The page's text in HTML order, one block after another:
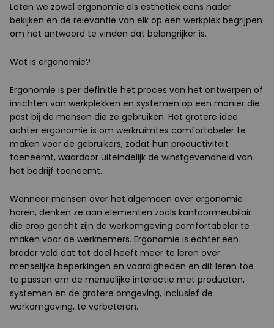
Laten we zowel ergonomie als esthetiek eens nader
bekijken en de relevantie van elk op een werkplek begrijpen
om het antwoord te vinden dat belangrijker is.
Wat is ergonomie?
Ergonomie is per definitie het proces van het ontwerpen of
inrichten van werkplekken en systemen op een manier die
past bij de mensen die ze gebruiken. Het grotere idee
achter ergonomie is om werkruimtes comfortabeler te
maken voor de gebruikers, zodat hun productiviteit
toeneemt, waardoor uiteindelijk de winstgevendheid van
het bedrijf toeneemt.
Wanneer mensen over het algemeen over ergonomie
horen, denken ze aan elementen zoals kantoormeubilair
die erop gericht zijn de werkomgeving comfortabeler te
maken voor de werknemers. Ergonomie is echter een
breder veld dat tot doel heeft meer te leren over
menselijke beperkingen en vaardigheden en dit leren toe
te passen om de menselijke interactie met producten,
systemen en de grotere omgeving, inclusief de
werkomgeving, te verbeteren.